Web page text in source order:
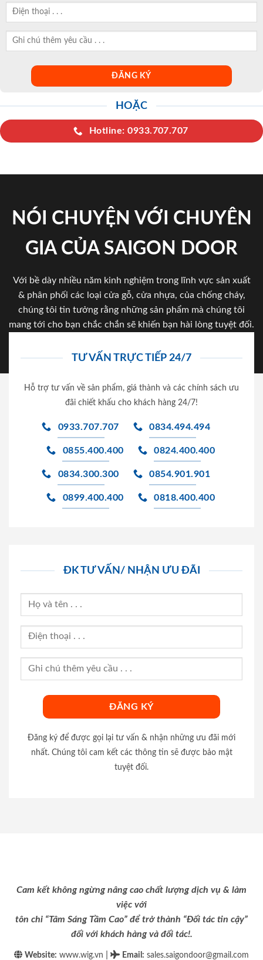
HOẶC
Hotline: 0933.707.707
NÓI CHUYỆN VỚI CHUYÊN
GIA CỦA SAIGON DOOR
Với bề dày nhiều năm kinh nghiệm trong lĩnh vực sản xuất
& phân phối các loại cửa gỗ, cửa nhựa, của chống cháy,
chúng tôi tin tưởng rằng những sản phẩm mà chúng tôi
mang tới cho bạn chắc chắn sẽ khiến bạn hài lòng tuyệt đối.
TƯ VẤN TRỰC TIẾP 24/7
Hỗ trợ tư vấn về sản phẩm, giá thành và các chính sách ưu
đãi chiết khấu cho khách hàng 24/7!
0933.707.707 0834.494.494
0855.400.400 0824.400.400
0834.300.300 0854.901.901
0899.400.400 0818.400.400
ĐK TƯ VẤN/ NHẬN ƯU ĐÃI
Đăng ký để được gọi lại tư vấn & nhận những ưu đãi mới
nhất. Chúng tôi cam kết các thông tin sẽ được bảo mật
tuyệt đối.
Cam kết không ngừng nâng cao chất lượng dịch vụ & làm
việc với
tôn chỉ “Tâm Sáng Tầm Cao” để trở thành “Đối tác tin cậy”
đối với khách hàng và đối tác!.
Website: www.wig.vn Email : sales.saigondoor@gmail.com